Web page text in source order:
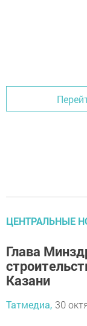
ЦЕНТРАЛЬНЫЕ
Глава
Казани
Татмедиа, 30